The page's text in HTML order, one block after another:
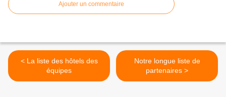
Ajouter un commentaire
< La liste des hôtels des
équipes
Notre longue liste de
partenaires >